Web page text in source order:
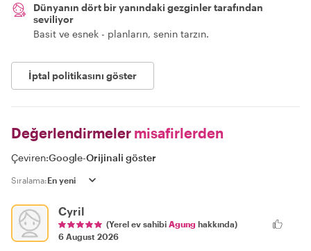
Dünyanın dört bir yanındaki gezginler tarafından
seviliyor
Basit ve esnek - planların, senin tarzın.
İptal politikasını göster
Değerlendirmeler misafirlerden
Çeviren:Google-Orijinali göster
Sıralama:
Cyril
(Yerel ev sahibi Agung hakkında)
6 August 2026